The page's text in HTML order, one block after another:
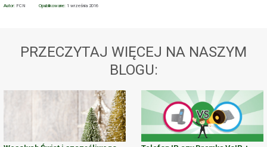
Autor: FCN Opublikowane: 1 września 2016
PRZECZYTAJ WIĘCEJ NA NASZYM
BLOGU: